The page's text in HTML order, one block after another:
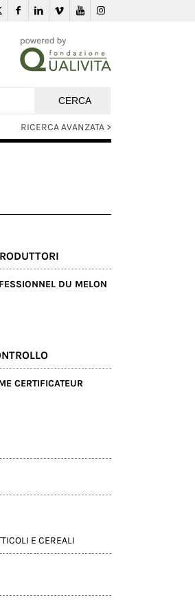
RICERCA AVANZATA >
DU MELON
CERTIFICATEUR
E CEREALI